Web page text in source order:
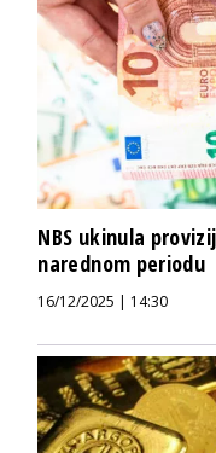
NBS ukinula
narednom periodu
16/12/2025 | 14:30